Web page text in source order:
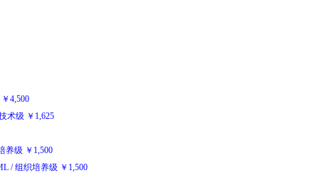
￥ 4,500
术级 ￥ 1,625
养级 ￥ 1,500
/ 组织培养级 ￥ 1,500